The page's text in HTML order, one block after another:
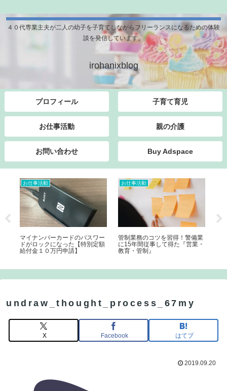
４０代専業主夫が二人の幼子を子育てしながらフリーランスになるための体験
談を発信しています。
irohanixblog
プロフィール 子育て育児
お仕事活動 親の介護
お問い合わせ Buy Adspace
お仕事活動
マイナンバーカードのパスワー
ドがロックになった【特別定額
給付金１０万円申請】
お仕事活動
管制業務のコツを習得！警備業
に15年間従事して得た『営業・
教育・管制』
undraw_thought_process_67my
X Facebook はてブ
2019.09.20